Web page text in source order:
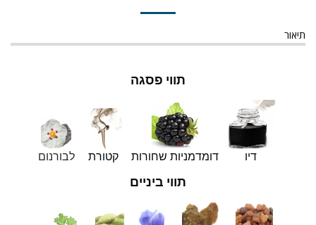
תיאור
תווי פסגה
דיו דומדמניות שחורות קטורת לבורנום
תווי ביניים